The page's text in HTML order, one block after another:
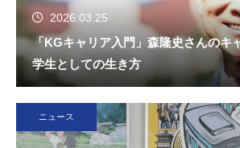
2026.03.25
「KGキャリア入門」森隆史さんの
学生としての生き方
ニュース